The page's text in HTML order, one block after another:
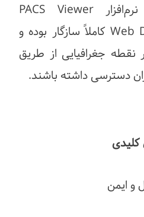
پکس CT مهر با نرم‌افزار PACS Viewer
MedScope و Web DICOM کاملاً سازگار بوده و
نقطه جغرافیایی از طریق
دسترسی داشته باشند.
کلیدی